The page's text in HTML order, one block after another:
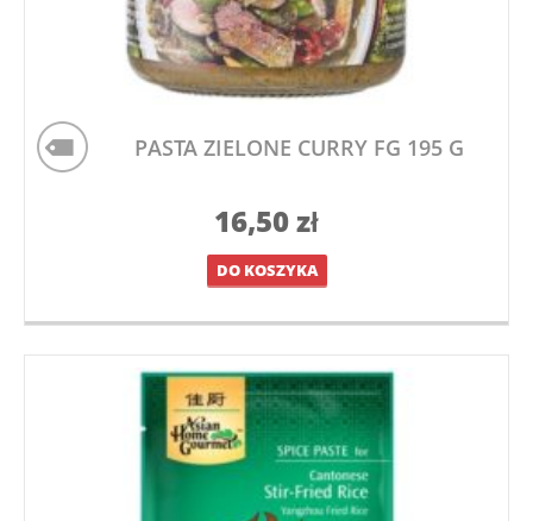
PASTA ZIELONE CURRY FG 195 G
16,50zł
DO KOSZYKA